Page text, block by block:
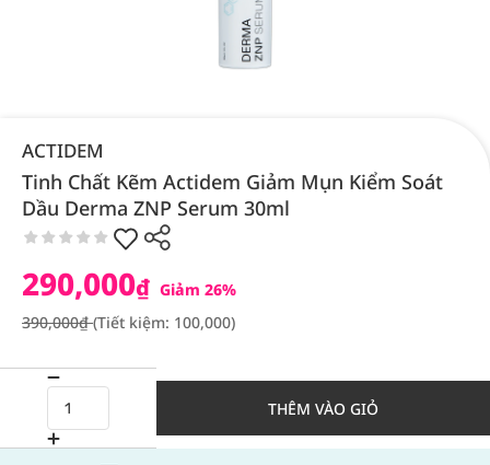
ACTIDEM
Tinh Chất Kẽm Actidem Giảm Mụn Kiểm Soát
Dầu Derma ZNP Serum 30ml
290,000₫ Giảm 26%
390,000₫(Tiết kiệm: 100,000)
THÊM VÀO GIỎ